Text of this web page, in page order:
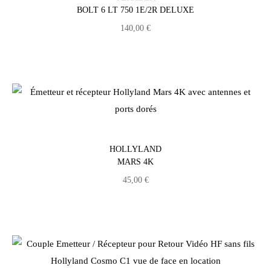
BOLT 6 LT 750 1E/2R DELUXE
140,00 €
HOLLYLAND
MARS 4K
45,00 €